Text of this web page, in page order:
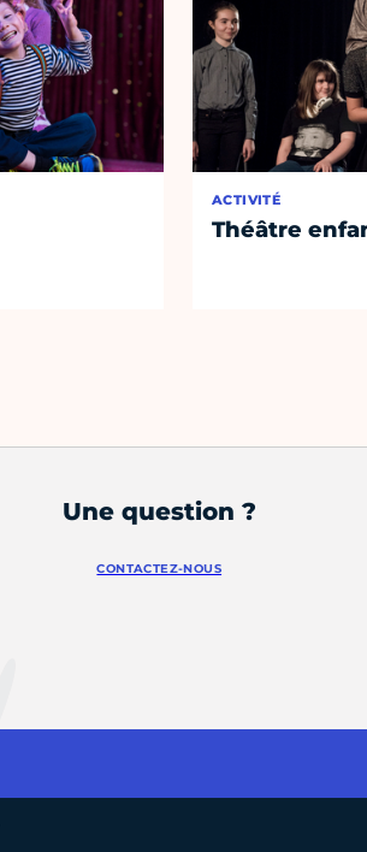
ACTIVITÉ
Théâtre
Une question ?
CONTACTEZ-NOUS